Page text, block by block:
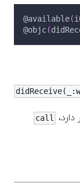
@available(
@objc(
دارد، call